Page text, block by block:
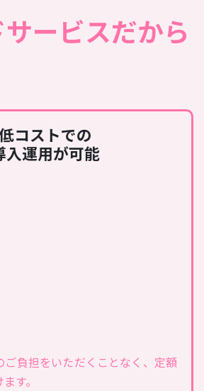
ービスだから
コストでの
入運用が可能
ご負担をいただくことなく、定額
す。